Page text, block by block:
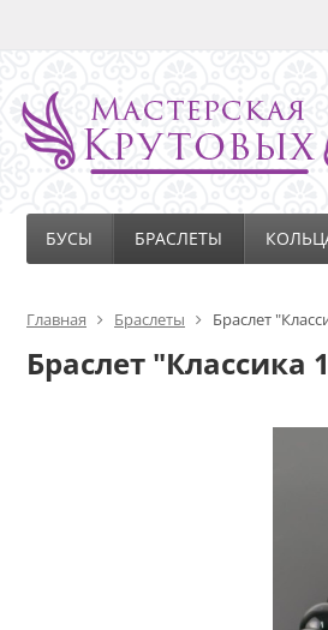
БУСЫ БРАСЛЕТЫ
Главная Браслеты Браслет
Браслет "Классика